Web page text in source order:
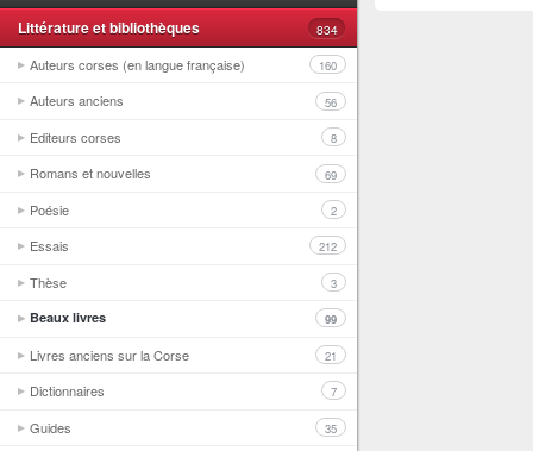
Littérature et bibliothèques 834
Auteurs corses (en langue française) 160
Auteurs anciens 56
Editeurs corses 8
Romans et nouvelles 69
Poésie 2
Essais 212
Thèse 3
Beaux livres 99
Livres anciens sur la Corse 21
Dictionnaires 7
Guides 35